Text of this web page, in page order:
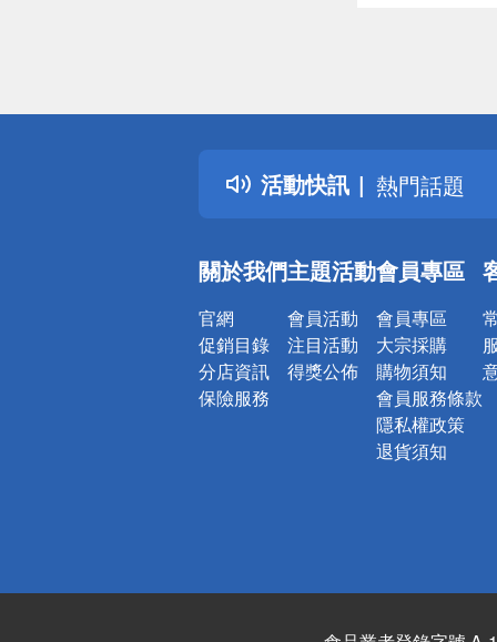
活動快訊
詐騙網頁！
得獎公告
熱門話題
銀行優惠
詐騙網頁！
關於我們
官網
促銷目錄
分店資訊
保險服務
主題活動
會員活動
注目活動
得獎公佈
會員專區
會員專區
大宗採購
購物須知
會員服務條款
隱私權政策
退貨須知